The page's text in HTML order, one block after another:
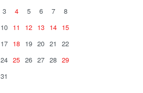
3 4 5 6 7
8
10 11 12 13 14 15
17 18 19 20 21
22
24 25 26 27 28 29
31